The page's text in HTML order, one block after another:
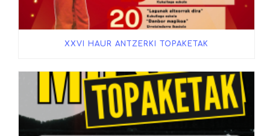
XXVI HAUR ANTZERKI TOPAKETAK